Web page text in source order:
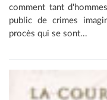
comment tant
public de crimes
procès qui se sont...